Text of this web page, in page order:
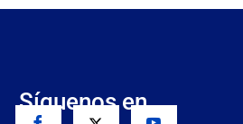
Síguenos en